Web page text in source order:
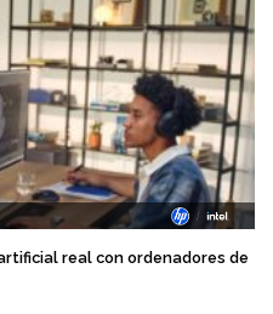
real con ordenadores de